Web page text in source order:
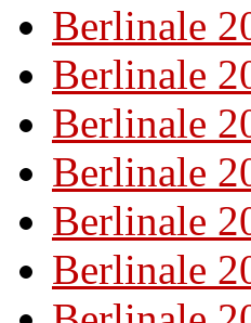
Berlinale
Berlinale
Berlinale
Berlinale
Berlinale
Berlinale